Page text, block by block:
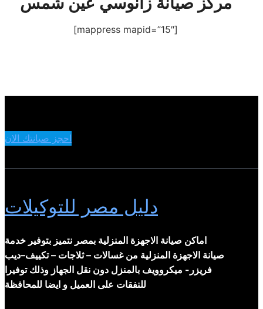
[mappress mapid=”15″]
احجز صيانتك الان
دليل مصر للتوكيلات
اماكن صيانة الاجهزة المنزلية بمصر نتميز بتوفير خدمة
صيانة الاجهزة المنزلية من غسالات – ثلاجات – تكييف–ديب
فريزر- ميكروويف بالمنزل دون نقل الجهاز وذلك توفيرا
للنفقات على العميل و ايضا للمحافظة